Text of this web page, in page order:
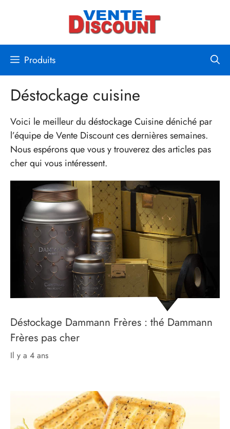
Produits
Déstockage cuisine
Voici le meilleur du déstockage Cuisine déniché par
l’équipe de Vente Discount ces dernières semaines.
Nous espérons que vous y trouverez des articles pas
cher qui vous intéressent.
Déstockage Dammann Frères : thé Dammann
Frères pas cher
il y a 4 ans